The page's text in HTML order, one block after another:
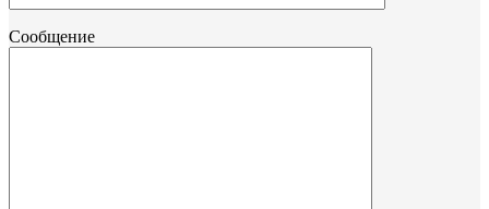
Сообщение